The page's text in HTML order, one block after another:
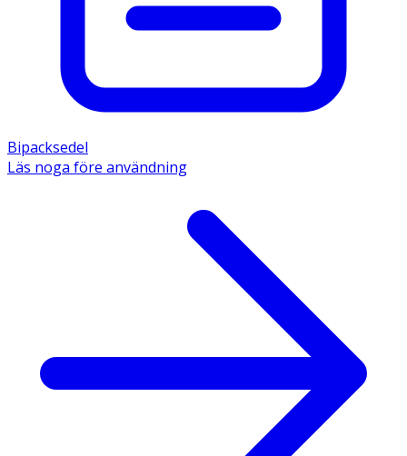
Bipacksedel
Läs noga före användning